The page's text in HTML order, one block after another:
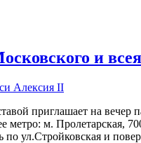
и
приглашает на вечер
м. Пролетарская,
ул.Стройковская и